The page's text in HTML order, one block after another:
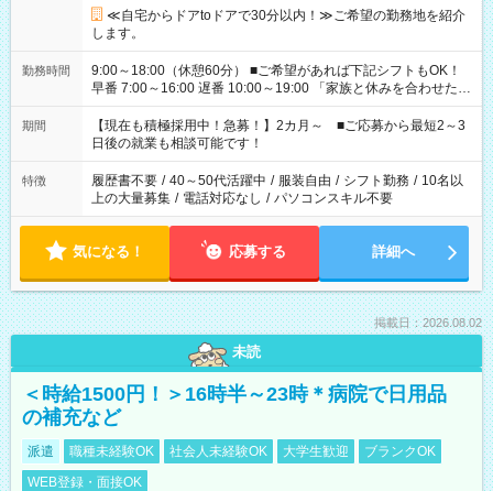
≪自宅からドアtoドアで30分以内！≫ご希望の勤務地を紹介
します。
勤務時間
9:00～18:00（休憩60分） ■ご希望があれば下記シフトもOK！
早番 7:00～16:00 遅番 10:00～19:00 「家族と休みを合わせた
い」 「余裕を持って夕飯の準備がしたい」 「できれば残業はし
たくない」 など、ご希望を教えてくださいね。 ※Wワーク希望
の方へ 今ご覧のお仕事で希望する勤務時間と、もう1つのお仕事
の勤務時間。 合計で週40時間を超える場合は応募できません。
期間
【現在も積極採用中！急募！】2カ月～ ■ご応募から最短2～3
日後の就業も相談可能です！
特徴 履歴書不要 / 40～50代活躍中 / 服装自由 / シフト勤務 / 10名以
上の大量募集 / 電話対応なし / パソコンスキル不要
気になる！ 応募する 詳細へ
掲載日：2026.08.02
未読
＜時給1500円！＞16時半～23時＊病院で日用品
の補充など
派遣 職種未経験OK 社会人未経験OK 大学生歓迎
ブランクOK
WEB登録・面接OK